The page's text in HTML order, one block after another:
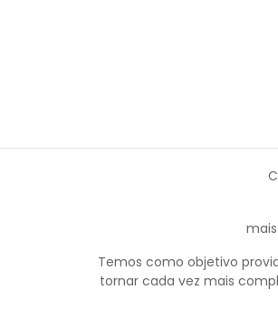
Temos como objetivo
tornar cada vez mais